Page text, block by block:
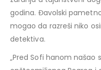
godina. Đavolski
mogao da razreši niko
detektiva.
„Pred Sofi hanom našao